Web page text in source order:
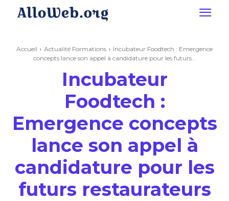
Accueil Actualité Formations
Incubateur Foodtech : Emergence
concepts lance son appel à candidature pour les futurs...
Incubateur
Foodtech :
Emergence concepts
lance son appel à
candidature pour les
futurs restaurateurs